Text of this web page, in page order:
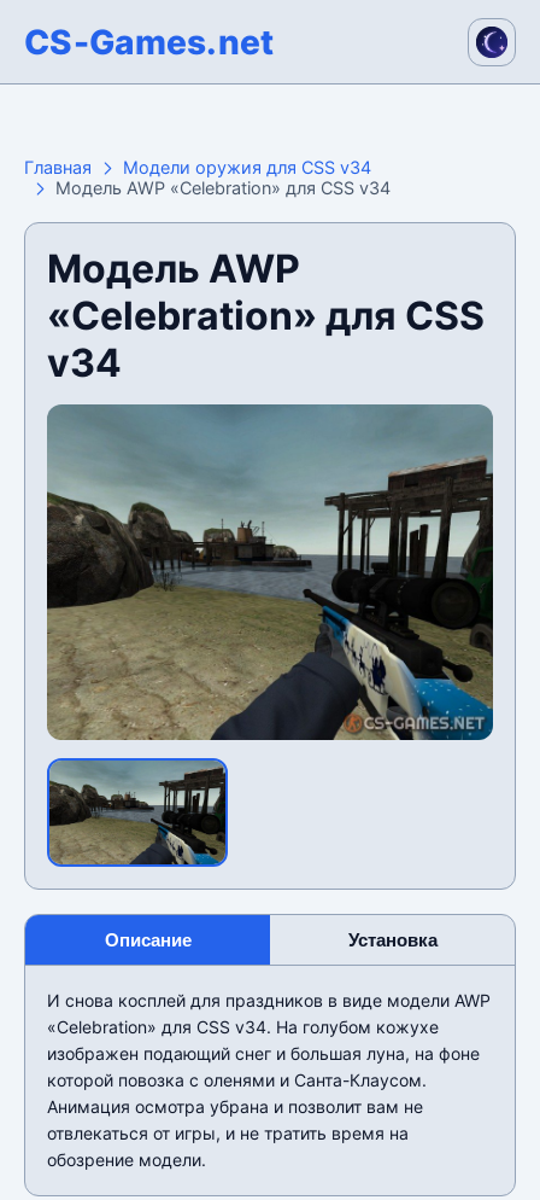
CS-Games.net
Главная
Модели оружия для CSS v34
Модель AWP «Celebration» для CSS v34
Модель AWP
«Celebration» для CSS
v34
Описание Установка
И снова косплей для праздников в виде модели AWP
«Celebration» для CSS v34. На голубом кожухе
изображен подающий снег и большая луна, на фоне
которой повозка с оленями и Санта-Клаусом.
Анимация осмотра убрана и позволит вам не
отвлекаться от игры, и не тратить время на
обозрение модели.